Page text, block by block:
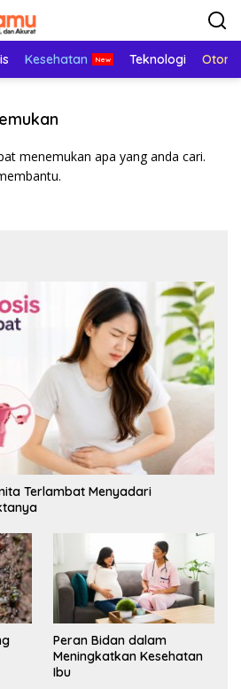
Kesehatan Teknologi
menemukan apa yang anda cari.
Terlambat Menyadari
Peran Bidan dalam
Meningkatkan Kesehatan
Ibu